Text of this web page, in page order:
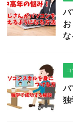
パ
な
コ
パ
独